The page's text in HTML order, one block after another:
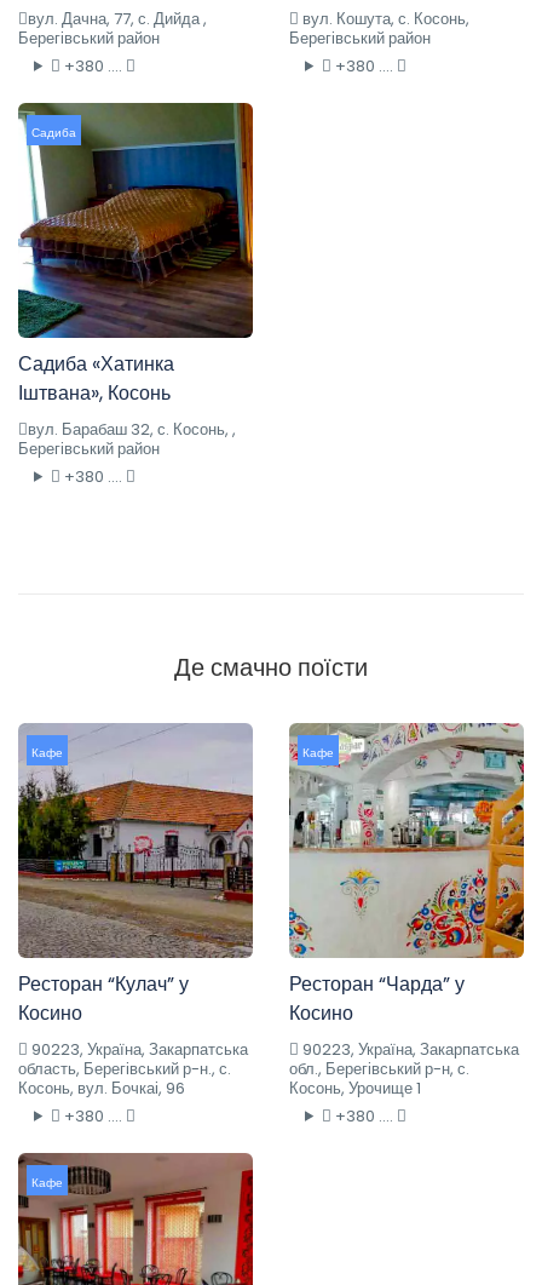
вул. Дачна, 77, с. Дийда ,
Берегівський район
+380 ....
вул. Кошута, с. Косонь,
Берегівський район
+380 ....
Садиба
Садиба «Хатинка
Іштвана», Косонь
вул. Барабаш 32, с. Косонь, ,
Берегівський район
+380 ....
Де смачно поїсти
Кафе
Ресторан “Кулач” у
Косино
90223, Україна, Закарпатська
область, Берегівський р-н., с.
Косонь, вул. Бочкаі, 96
+380 ....
Кафе
Ресторан “Чарда” у
Косино
90223, Україна, Закарпатська
обл., Берегівський р-н, с.
Косонь, Урочище 1
+380 ....
Кафе